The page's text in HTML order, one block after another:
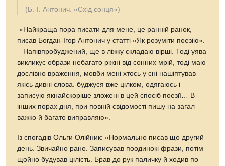
(Б.-І. Антонич. «Схід сонця»)
«Найкраща пора писати для мене, це ранній ранок, –
писав Богдан-Ігор Антонич у статті «Як розуміти поезію».
– Напівпробуджений, ще в ліжку складаю вірші. Тоді уява
викликує образи небагато ріжні від сонних мрій, тоді маю
дослівно враження, мовби мені хтось у сні нашіптував
якісь дивні слова. буджуся вже цілком, одягаюсь і
записую якнайскоріше зложені в цей спосіб поезії… В
інших порах дня, при повній свідомості пишу на загал
важко й багато виправляю».
Із спогадів Ольги Олійник: «Нормально писав що другий
день. Звичайно рано. Записував поодинокі фрази, потім
щойно будував цілість. Брав до рук паличку й ходив по